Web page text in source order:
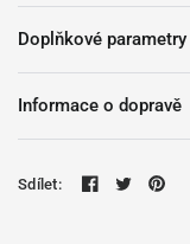
Doplňkové parametry
Informace o dopravě
Sdílet: